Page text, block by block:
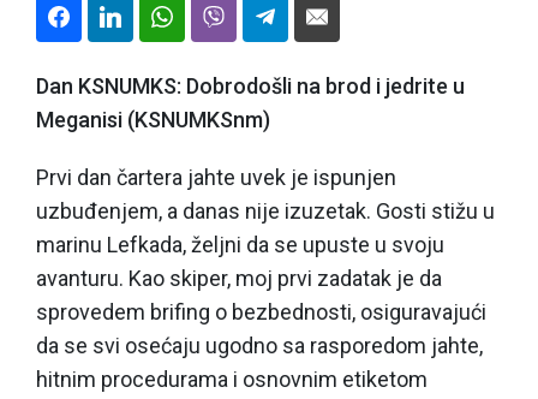
Dan KSNUMKS: Dobrodošli na brod i jedrite u
Meganisi (KSNUMKSnm)
Prvi dan čartera jahte uvek je ispunjen
uzbuđenjem, a danas nije izuzetak. Gosti stižu u
marinu Lefkada, željni da se upuste u svoju
avanturu. Kao skiper, moj prvi zadatak je da
sprovedem brifing o bezbednosti, osiguravajući
da se svi osećaju ugodno sa rasporedom jahte,
hitnim procedurama i osnovnim etiketom